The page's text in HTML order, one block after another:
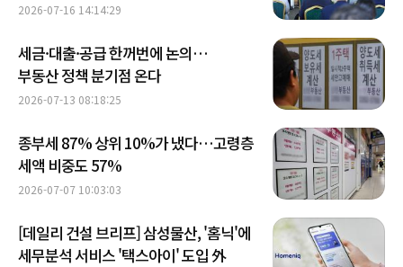
2026-07-16 14:14:29
세금·대출·공급 한꺼번에 논의…
부동산 정책 분기점 온다
2026-07-13 08:18:25
종부세 87% 상위 10%가 냈다…고령층
세액 비중도 57%
2026-07-07 10:03:03
[데일리 건설 브리프] 삼성물산, '홈닉'에
세무분석 서비스 '택스아이' 도입 外